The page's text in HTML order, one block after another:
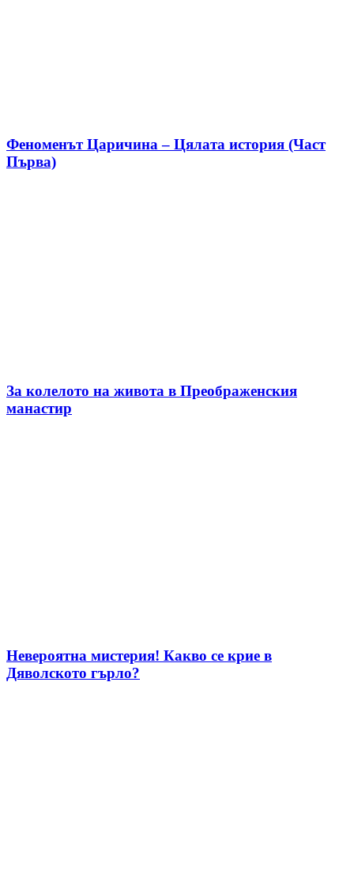
Феноменът Царичина – Цялата история (Част
Първа)
За колелото на живота в Преображенския
манастир
Невероятна мистерия! Какво се крие в
Дяволското гърло?